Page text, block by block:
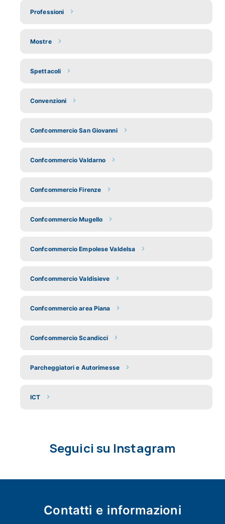
Professioni
Mostre
Spettacoli
Convenzioni
Confcommercio San Giovanni
Confcommercio Valdarno
Confcommercio Firenze
Confcommercio Mugello
Confcommercio Empolese Valdelsa
Confcommercio Valdisieve
Confcommercio area Piana
Confcommercio Scandicci
Parcheggiatori e Autorimesse
ICT
Seguici su Instagram
Contatti e informazioni